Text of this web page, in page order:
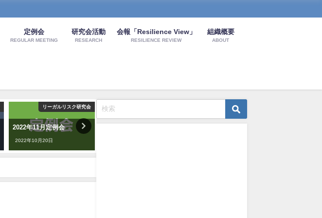
定例会
REGULAR MEETING
研究会活動
RESEARCH
会報「Resilience View」
RESILIENCE REVIEW
組織概要
ABOUT
リーガルリスク研究会
2022年11月定例会
2022年10月20日